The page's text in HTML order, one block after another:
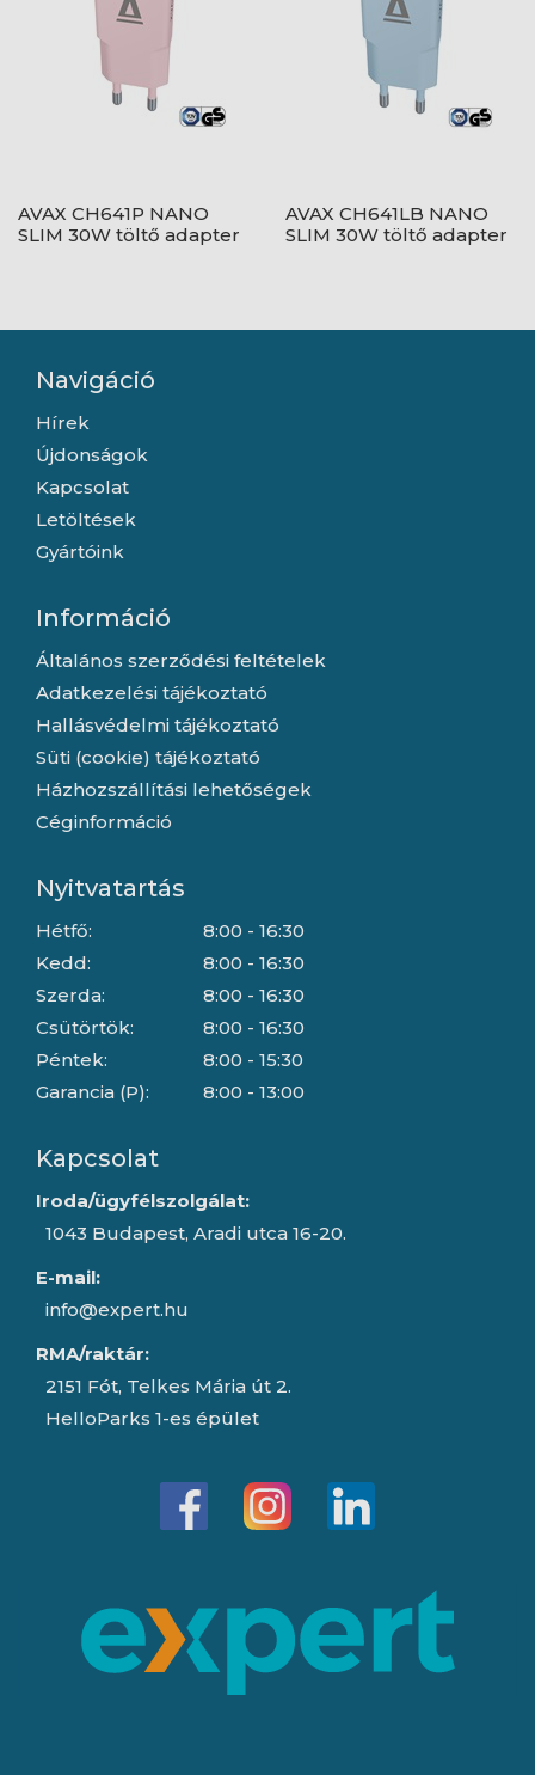
AVAX CH641P NANO
SLIM 30W töltő adapter
AVAX CH641LB NANO
SLIM 30W töltő adapter
Navigáció
Hírek
Újdonságok
Kapcsolat
Letöltések
Gyártóink
Információ
Általános szerződési feltételek
Adatkezelési tájékoztató
Hallásvédelmi tájékoztató
Süti (cookie) tájékoztató
Házhozszállítási lehetőségek
Céginformáció
Nyitvatartás
Hétfő:
Kedd:
Szerda:
Csütörtök:
Péntek:
Garancia (P):
8:00 - 16:30
8:00 - 16:30
8:00 - 16:30
8:00 - 16:30
8:00 - 15:30
8:00 - 13:00
Kapcsolat
Iroda/ügyfélszolgálat:
1043 Budapest, Aradi utca 16-20.
E-mail:
info@expert.hu
RMA/raktár:
2151 Fót, Telkes Mária út 2.
HelloParks 1-es épület